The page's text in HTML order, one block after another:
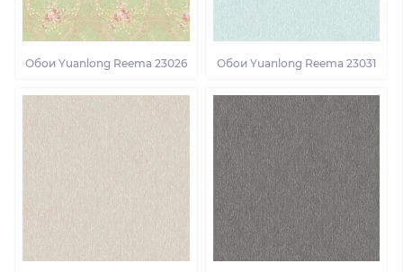
Обои Yuanlong Reema 23026 Обои Yuanlong Reema 23031